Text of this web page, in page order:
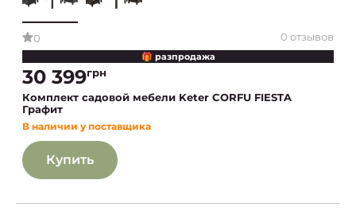
0 0 отзывов
🎁 разпродажа
30 399грн
Комплект садовой мебели Keter CORFU FIESTA
Графит
В наличии у поставщика
Купить